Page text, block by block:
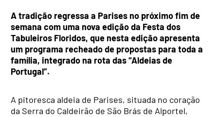
A tradição regressa a Parises no próximo fim de
semana com uma nova edição da Festa dos
Tabuleiros Floridos, que nesta edição apresenta
um programa recheado de propostas para toda a
família, integrado na rota das “Aldeias de
Portugal”.
A pitoresca aldeia de Parises, situada no coração
da Serra do Caldeirão de São Brás de Alportel,